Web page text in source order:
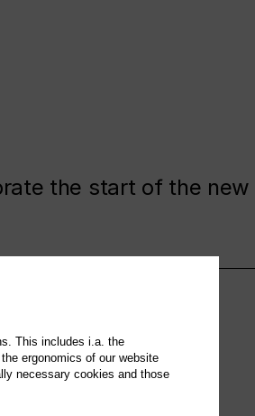
the start of the new
This includes i.a. the
ergonomics of our website
necessary cookies and those